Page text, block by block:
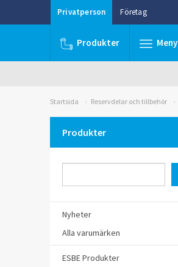
Privatperson Företag
Produkter Meny
Startsida Reservdelar och tillbehör
Produkter
Nyheter
Alla varumärken
ESBE Produkter